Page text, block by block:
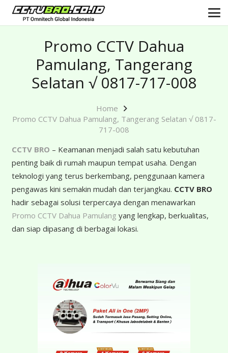
Promo CCTV Dahua
Pamulang, Tangerang
Selatan √ 0817-717-008
Home
Promo CCTV Dahua Pamulang, Tangerang Selatan √ 0817-
717-008
CCTV BRO – Keamanan menjadi salah satu kebutuhan
penting baik di rumah maupun tempat usaha. Dengan
teknologi yang terus berkembang, penggunaan kamera
pengawas kini semakin mudah dan terjangkau. CCTV BRO
hadir sebagai solusi terpercaya dengan menawarkan
Promo CCTV Dahua Pamulang yang lengkap, berkualitas,
dan siap dipasang di berbagai lokasi.